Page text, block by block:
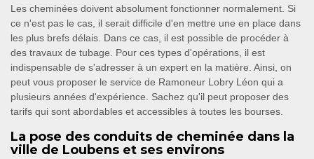
Les cheminées doivent absolument fonctionner normalement. Si
ce n'est pas le cas, il serait difficile d'en mettre une en place dans
les plus brefs délais. Dans ce cas, il est possible de procéder à
des travaux de tubage. Pour ces types d'opérations, il est
indispensable de s'adresser à un expert en la matière. Ainsi, on
peut vous proposer le service de Ramoneur Lobry Léon qui a
plusieurs années d'expérience. Sachez qu'il peut proposer des
tarifs qui sont abordables et accessibles à toutes les bourses.
La pose des conduits de cheminée dans la
ville de Loubens et ses environs